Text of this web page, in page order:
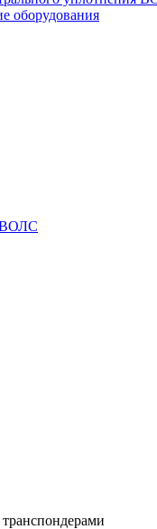
оборудования
ВОЛС